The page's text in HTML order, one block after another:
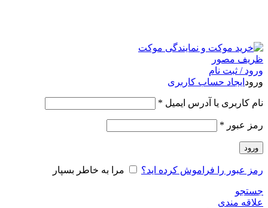
ورود / ثبت نام
ورود ایجاد حساب کاربری
نام کاربری یا آدرس ایمیل *
رمز عبور *
ورود
رمز عبور را فراموش کرده اید؟ مرا به خاطر بسپار
جستجو
علاقه مندی